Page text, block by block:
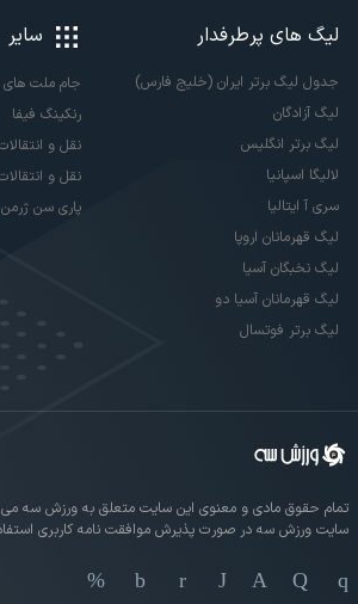
لیگ های پرطرفدار
جدول لیگ برتر ایران (خلیج فارس)
لیگ آزادگان
لیگ برتر انگلیس
لالیگا اسپانیا
سری آ ایتالیا
لیگ قهرمانان اروپا
لیگ نخبگان آسیا
لیگ قهرمانان آسیا دو
لیگ برتر فوتسال
سایر
جام ملت های
رنکینگ فیفا
نقل و
نقل و
پاری سن ژرمن
تمام حقوق مادی و معنوی این سایت متعلق به ورزش سه می
سایت ورزش سه در صورت پذیرش موافقت نامه کاربری